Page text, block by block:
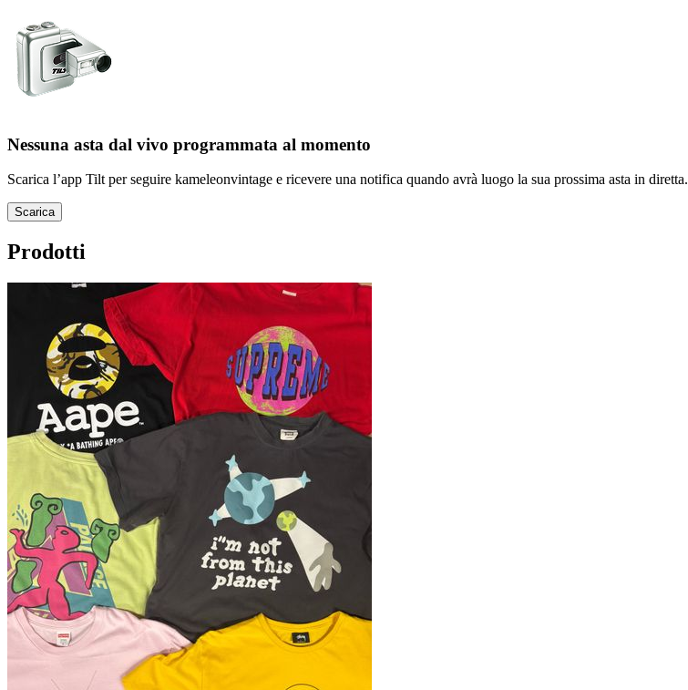
Nessuna asta dal vivo programmata al momento
Scarica l’app Tilt per seguire kameleonvintage e ricevere una notifica quando avrà luogo la sua prossima asta in diretta.
Scarica
Prodotti